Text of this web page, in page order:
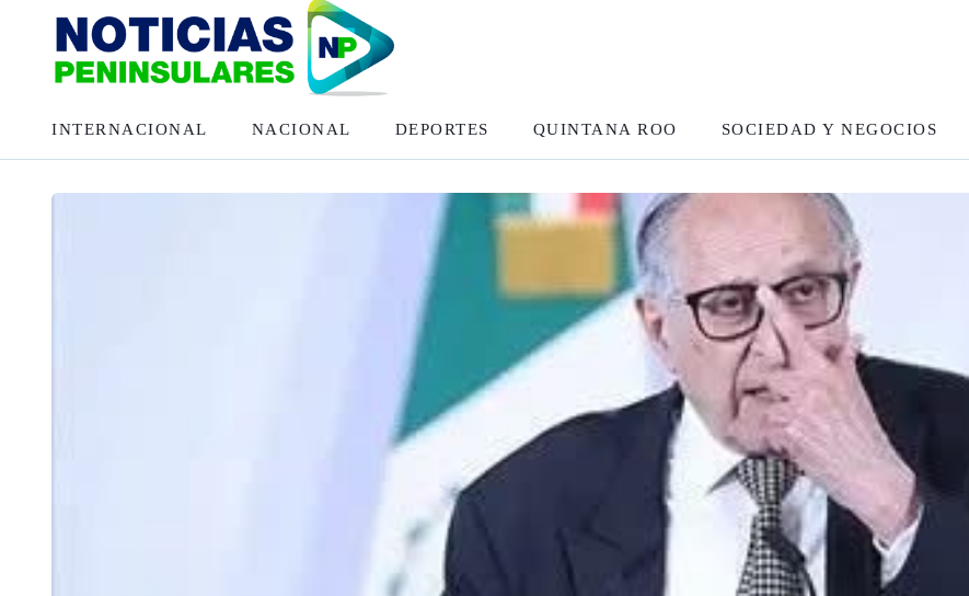
INTERNACIONAL NACIONAL DEPORTES QUINTANA ROO SOCIEDAD Y NEGOCIOS